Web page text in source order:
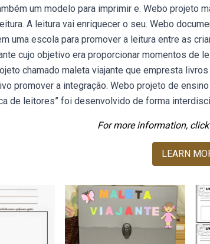
um modelo para imprimir e. Webo projeto
A leitura vai enriquecer o seu. Webo
uma escola para promover a leitura entre as
cujo objetivo era proporcionar momentos de
chamado maleta viajante que empresta
promover a integração. Webo projeto de
de leitores” foi desenvolvido de forma
For more information,
LEARN